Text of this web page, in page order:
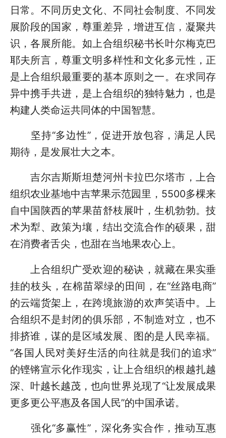
日常。不同历史文化、不同社会制度、不同发
展阶段的国家，尊重差异，增进互信，凝聚共
识，各展所能。如上合组织秘书长叶尔梅克巴
耶夫所言，尊重文明多样性和文化多元性，正
是上合组织最重要的基本原则之一。在求同存
异中携手共进，是上合组织的独特魅力，也是
构建人类命运共同体的中国智慧。
坚持“多边性”，促进开放包容，满足人民
期待，是发展壮大之本。
吉尔吉斯斯坦楚河州卡拉巴尔塔市，上合
组织农业基地中吉苹果示范园里，5500多棵来
自中国陕西的苹果苗舒枝展叶，生机勃勃。技
术为犁、政策为壤，结出交流合作的硕果，甜
在消费者舌尖，也甜在当地果农心上。
上合组织广受欢迎的秘诀，就藏在果实垂
挂的枝头，在棉苗翠绿的田间，在“丝路电商”
的云端货架上，在跨境旅游的欢声笑语中。上
合组织不是封闭的俱乐部，不制造对立，也不
排挤谁，谋的是区域发展、图的是人民幸福。
“各国人民对美好生活的向往就是我们的追求”
的铿锵宣示化作现实，让上合组织的根越扎越
深、叶越长越茂，也向世界兑现了“让发展成果
更多更公平惠及各国人民”的中国承诺。
强化“多赢性”，深化务实合作，推动互惠